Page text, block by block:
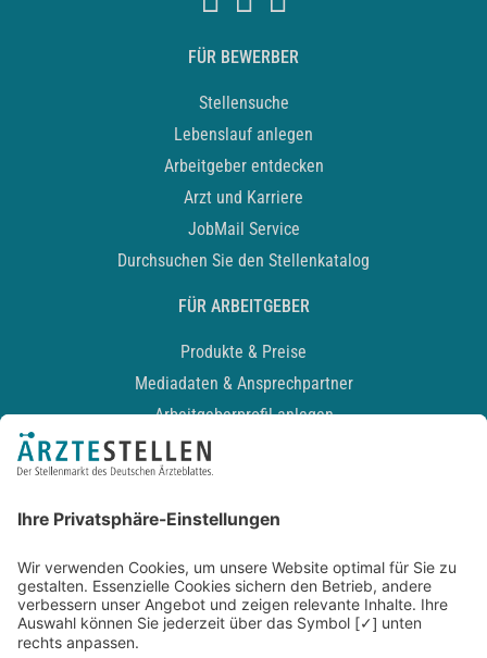
FÜR BEWERBER
Stellensuche
Lebenslauf anlegen
Arbeitgeber entdecken
Arzt und Karriere
JobMail Service
Durchsuchen Sie den Stellenkatalog
FÜR ARBEITGEBER
Produkte & Preise
Mediadaten & Ansprechpartner
Arbeitgeberprofil anlegen
Recruiting-Podcast
Kontakt
Datenschutz
Newsletter